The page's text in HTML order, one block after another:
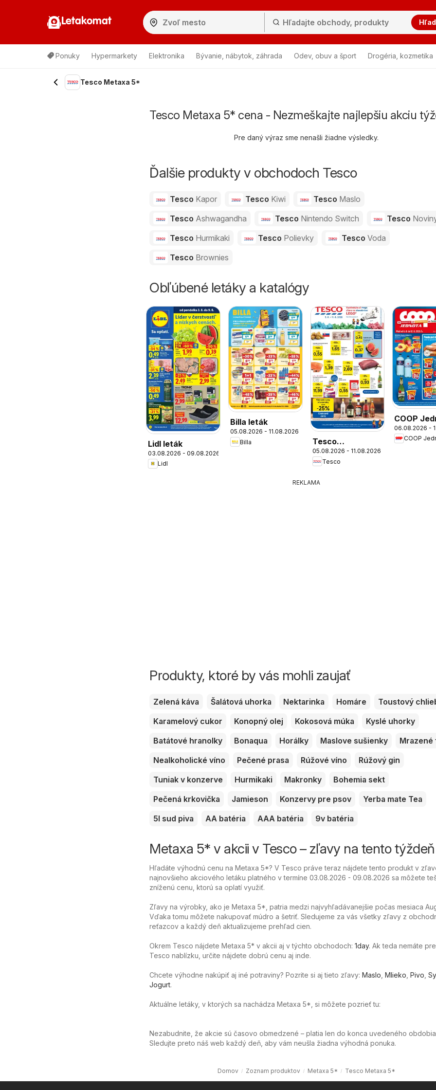
Letakomat
Ponuky Hypermarkety Elektronika Bývanie, nábytok, záhrada Odev, obuv a šport Drogéria, kozmetika
Tesco Metaxa 5*
Tesco Metaxa 5* cena - Nezmeškajte najlepšiu akciu
Pre daný výraz sme nenašli žiadne výsledky.
Ďalšie produkty v obchodoch Tesco
Tesco Kapor Tesco Kiwi Tesco Maslo
Tesco Ashwagandha Tesco Nintendo Switch Tesco
Tesco Hurmikaki Tesco Polievky TescoVoda
Tesco Brownies
Obľúbené letáky a katalógy
Lidl leták
03.08.2026 - 09.08.2026
Lidl
Billa leták
05.08.2026 - 11.08.2026
Billa
Tesco
Hypermarket -
leták
05.08.2026 - 11.08.2026
Tesco
COOP
leták
06.08.2026 -
COOP
REKLAMA
Produkty, ktoré by vás mohli zaujať
Zelená káva Šalátová uhorka Nektarinka Homáre
Toustový
Karamelový cukor
Konopný olej Kokosová múka
Kyslé uhorky
Batátové hranolky
Bonaqua Horálky Maslove sušienky
Mrazené
Nealkoholické víno
Pečené prasa Rúžové víno
Rúžový gin
Tuniak v konzerve
Hurmikaki Makronky
Bohemia sekt
Pečená krkovička
Jamieson Konzervy pre psov
Yerba mate Tea
5l sud piva
AA batéria AAA batéria 9v batéria
Metaxa 5* v akcii v Tesco – zľavy na tento týždeň
Hľadáte výhodnú cenu na Metaxa 5*? V Tesco práve teraz nájdete tento produkt v
najnovšieho akciového letáku platného v termíne 03.08.2026 - 09.08.2026 sa môžete
zníženú cenu, ktorú sa oplatí využiť.
Zľavy na výrobky, ako je Metaxa 5*, patria medzi najvyhľadávanejšie počas mesiaca
Vďaka tomu môžete nakupovať múdro a šetriť. Sledujeme za vás všetky zľavy z
reťazcov a každý deň aktualizujeme prehľad cien.
Okrem Tesco nájdete Metaxa 5* v akcii aj v týchto obchodoch: 1day. Ak teda nemáte
Tesco nablízku, určite nájdete dobrú cenu aj inde.
Chcete výhodne nakúpiť aj iné potraviny? Pozrite si aj tieto zľavy: Maslo Mlieko Pivo
Jogurt.
Aktuálne letáky, v ktorých sa nachádza Metaxa 5*, si môžete pozrieť tu:
Nezabudnite, že akcie sú časovo obmedzené – platia len do konca uvedeného
Sledujte preto náš web každý deň, aby vám neušla žiadna výhodná ponuka.
Domov Zoznam produktov Metaxa 5* Tesco Metaxa 5*